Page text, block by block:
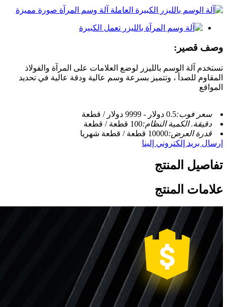
وصف قصير:
تستخدم آلة الوسم بالليزر لوضع العلامات على المرآة والفولاذ
المقاوم للصدأ ، وتتميز بسرعة وسم عالية ودقة عالية في تحديد
المواقع
سعر فوب:0.5 دولار - 9999 دولار / قطعة
دقيقة. الكمية النظام:100 قطعة / قطعة
قدرة العرض:10000 قطعة / قطعة شهريا
إرسال بريد إلكتروني إلينا
تفاصيل المنتج
علامات المنتج